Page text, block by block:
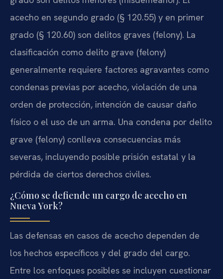
acecho en segundo grado (§ 120.55) y en primer
grado (§ 120.60) son delitos graves (felony). La
clasificación como delito grave (felony)
generalmente requiere factores agravantes como
condenas previas por acecho, violación de una
orden de protección, intención de causar daño
físico o el uso de un arma. Una condena por delito
grave (felony) conlleva consecuencias más
severas, incluyendo posible prisión estatal y la
pérdida de ciertos derechos civiles.
¿Cómo se defiende un cargo de acecho en
Nueva York?
Las defensas en casos de acecho dependen de
los hechos específicos y del grado del cargo.
Entre los enfoques posibles se incluyen cuestionar